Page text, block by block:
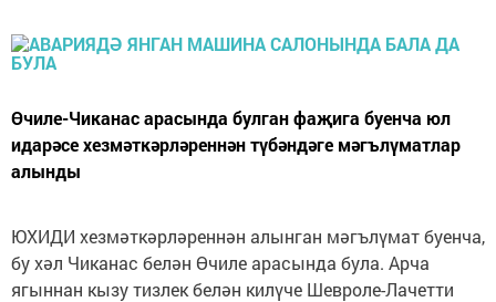
Өчиле-Чиканас арасында булган фаҗига буенча юл
идарәсе хезмәткәрләреннән түбәндәге мәгълүматлар
алынды
ЮХИДИ хезмәткәрләреннән алынган мәгълүмат буенча,
бу хәл Чиканас белән Өчиле арасында була. Арча
ягыннан кызу тизлек белән килүче Шевроле-Лачетти